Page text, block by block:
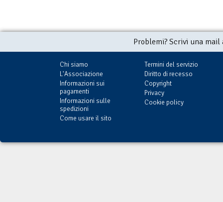
Problemi? Scrivi una
Chi siamo
L'Associazione
Informazioni sui
pagamenti
Informazioni sulle
spedizioni
Come usare il sito
Termini del servizio
Diritto di recesso
Copyright
Privacy
Cookie policy